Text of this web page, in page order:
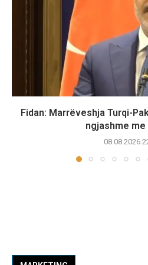
Fidan: Marrëveshja Turqi-
ngjashme me
08.08.2026